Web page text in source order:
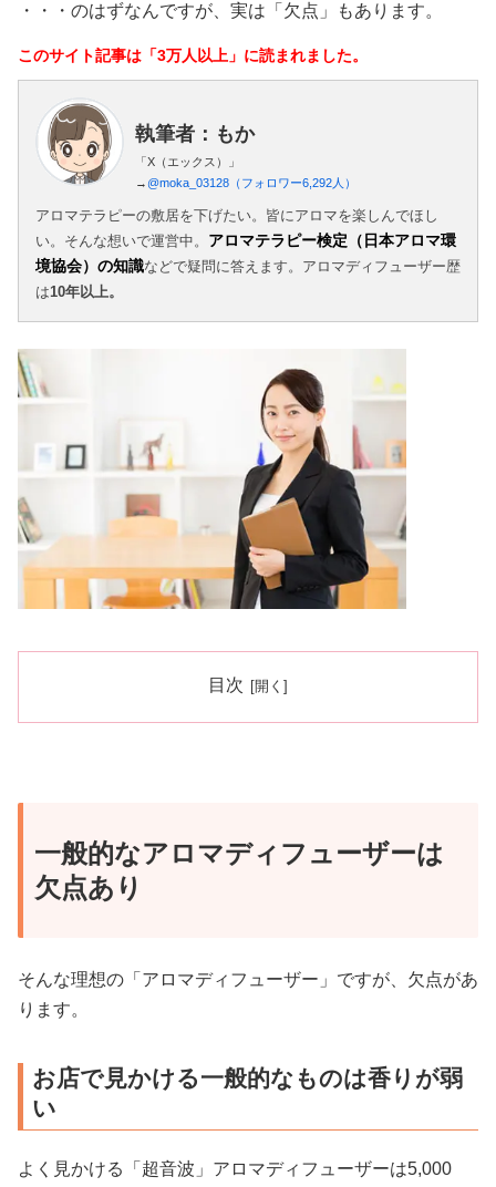
・・・のはずなんですが、実は「欠点」もあります。
このサイト記事は「3万人以上」に読まれました。
執筆者：もか
「X（エックス）」
→@moka_03128（フォロワー6,292人）
アロマテラピーの敷居を下げたい。皆にアロマを楽しんでほし
い。そんな想いで運営中。 アロマテラピー検定（日本アロマ環
境協会）の知識などで疑問に答えます。アロマディフューザー歴
は10年以上。
目次
一般的なアロマディフューザーは
欠点あり
そんな理想の「アロマディフューザー」ですが、欠点があ
ります。
お店で見かける一般的なものは香りが弱
い
よく見かける「超音波」アロマディフューザーは5,000